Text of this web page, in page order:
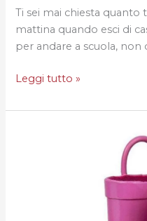
Ti sei mai chiesta
mattina quando esci di
per andare a scuola, non
Leggi tutto »